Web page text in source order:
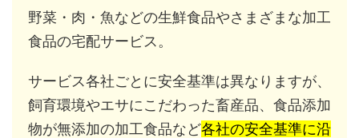
野菜・肉・魚などの生鮮食品やさまざまな加工
食品の宅配サービス。
サービス各社ごとに安全基準は異なりますが、
飼育環境やエサにこだわった畜産品、食品添加
物が無添加の加工食品など各社の安全基準に沿